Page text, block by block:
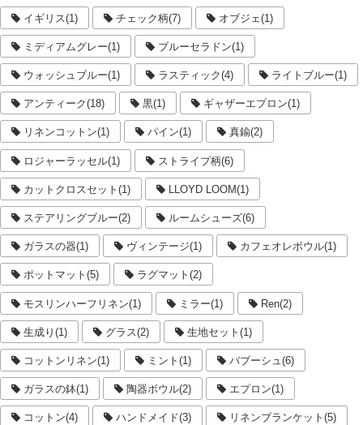
イギリス(1) チェック柄(7) オブジェ(1)
ミディアムグレー(1) ブルーセラドン(1)
ウォッシュブルー(1) ラスティック(4) ライトブルー(1)
アンティーク(18) 黒(1) ギャザーエプロン(1)
リネンコットン(1) パイン(1) 真鍮(2)
ロジャーラッセル(1) ストライプ柄(6)
カットクロスセット(1) LLOYD LOOM(1)
ステアリングブルー(2) ルームシューズ(6)
ガラスの器(1) ヴィンテージ(1) カフェオレボウル(1)
ポットマット(5) ラグマット(2)
モスリンハーフリネン(1) ミラー(1) Ren(2)
生成り(1) グラス(2) 生地セット(1)
コットンリネン(1) ミント(1) バブーシュ(6)
ガラスの鉢(1) 陶器ボウル(2) エプロン(1)
コットン(4) ハンドメイド(3) リネンブランケット(5)